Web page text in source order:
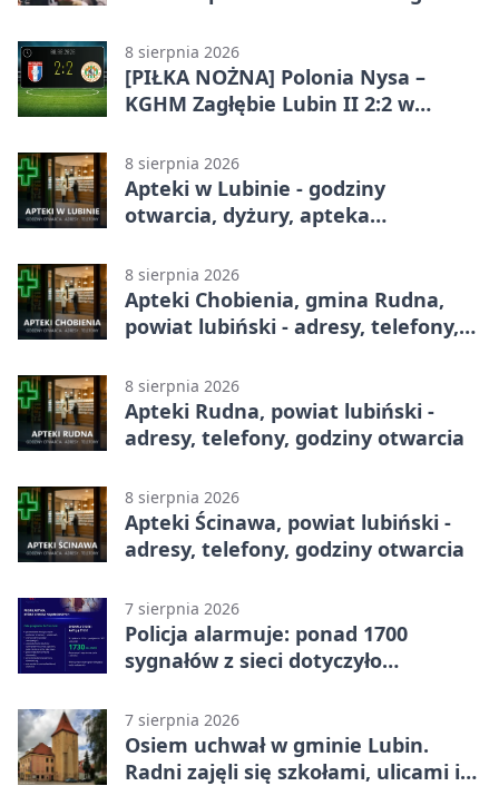
8 sierpnia 2026
[PIŁKA NOŻNA] Polonia Nysa –
KGHM Zagłębie Lubin II 2:2 w
8 sierpnia 2026
Apteki w Lubinie - godziny
otwarcia, dyżury, apteka
8 sierpnia 2026
Apteki Chobienia, gmina Rudna,
powiat lubiński - adresy, telefony,
8 sierpnia 2026
Apteki Rudna, powiat lubiński -
adresy, telefony, godziny otwarcia
8 sierpnia 2026
Apteki Ścinawa, powiat lubiński -
adresy, telefony, godziny otwarcia
7 sierpnia 2026
Policja alarmuje: ponad 1700
sygnałów z sieci dotyczyło
7 sierpnia 2026
Osiem uchwał w gminie Lubin.
Radni zajęli się szkołami, ulicami i